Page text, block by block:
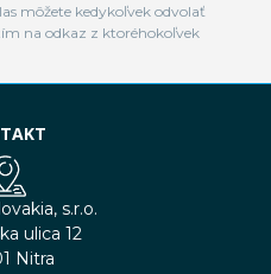
môžete kedykoľvek odvolať
na odkaz z ktoréhokoľvek
s.r.o.
ulica 12
Nitra